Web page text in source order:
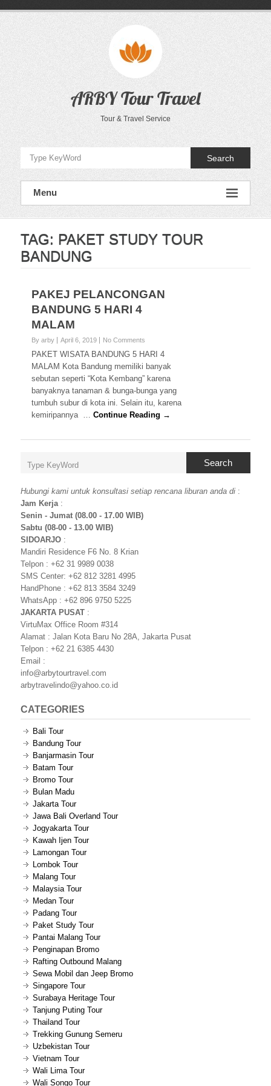
ARBY Tour Travel
Tour & Travel Service
Search
Menu
TAG: PAKET STUDY TOUR
BANDUNG
PAKEJ PELANCONGAN
BANDUNG 5 HARI 4
MALAM
By arby April 6, 2019 No Comments
PAKET WISATA BANDUNG 5 HARI 4
MALAM Kota Bandung memiliki banyak
sebutan seperti “Kota Kembang” karena
banyaknya tanaman & bunga-bunga yang
tumbuh subur di kota ini. Selain itu, karena
kemiripannya …Continue Reading →
Search
Hubungi kami untuk konsultasi setiap rencana liburan anda di :
Jam Kerja:
Senin - Jumat (08.00 - 17.00 WIB)
Sabtu (08-00 - 13.00 WIB)
SIDOARJO :
Mandiri Residence F6 No. 8 Krian
Telpon : +62 31 9989 0038
SMS Center: +62 812 3281 4995
HandPhone : +62 813 3584 3249
WhatsApp : +62 896 9750 5225
JAKARTA PUSAT :
VirtuMax Office Room #314
Alamat : Jalan Kota Baru No 28A, Jakarta Pusat
Telpon : +62 21 6385 4430
Email :
info@arbytourtravel.com
arbytravelindo@yahoo.co.id
CATEGORIES
Bali Tour
Bandung Tour
Banjarmasin Tour
Batam Tour
Bromo Tour
Bulan Madu
Jakarta Tour
Jawa Bali Overland Tour
Jogyakarta Tour
Kawah Ijen Tour
Lamongan Tour
Lombok Tour
Malang Tour
Malaysia Tour
Medan Tour
Padang Tour
Paket Study Tour
Pantai Malang Tour
Penginapan Bromo
Rafting Outbound Malang
Sewa Mobil dan Jeep Bromo
Singapore Tour
Surabaya Heritage Tour
Tanjung Puting Tour
Thailand Tour
Trekking Gunung Semeru
Uzbekistan Tour
Vietnam Tour
Wali Lima Tour
Wali Songo Tour